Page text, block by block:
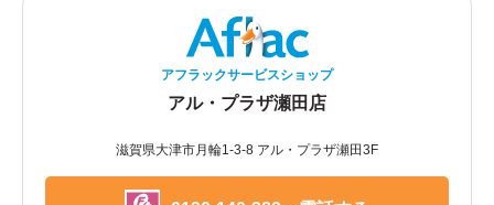
アフラックサービスショップ
アル・プラザ瀬田店
滋賀県大津市月輪1-3-8 アル・プラザ瀬田3F